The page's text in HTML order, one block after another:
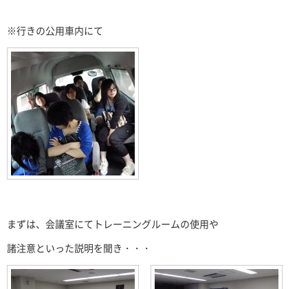
※行きの公用車内にて
まずは、会議室にてトレーニングルームの使用や
諸注意といった説明を聞き・・・